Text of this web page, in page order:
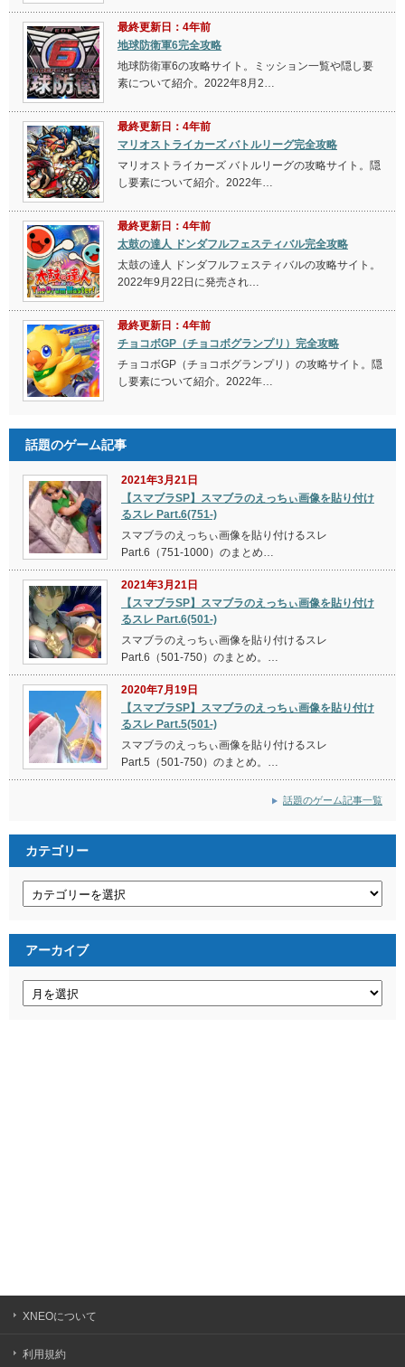
最終更新日：4年前
地球防衛軍6完全攻略
地球防衛軍6の攻略サイト。ミッション一覧や隠し要
素について紹介。2022年8月2…
最終更新日：4年前
マリオストライカーズ バトルリーグ完全攻略
マリオストライカーズ バトルリーグの攻略サイト。隠
し要素について紹介。2022年…
最終更新日：4年前
太鼓の達人 ドンダフルフェスティバル完全攻略
太鼓の達人 ドンダフルフェスティバルの攻略サイト。
2022年9月22日に発売され…
最終更新日：4年前
チョコボGP（チョコボグランプリ）完全攻略
チョコボGP（チョコボグランプリ）の攻略サイト。隠
し要素について紹介。2022年…
話題のゲーム記事
2021年3月21日
【スマブラSP】スマブラのえっちぃ画像を貼り付け
るスレ Part.6(751-)
スマブラのえっちぃ画像を貼り付けるスレ
Part.6（751-1000）のまとめ…
2021年3月21日
【スマブラSP】スマブラのえっちぃ画像を貼り付け
るスレ Part.6(501-)
スマブラのえっちぃ画像を貼り付けるスレ
Part.6（501-750）のまとめ。…
2020年7月19日
【スマブラSP】スマブラのえっちぃ画像を貼り付け
るスレ Part.5(501-)
スマブラのえっちぃ画像を貼り付けるスレ
Part.5（501-750）のまとめ。…
話題のゲーム記事一覧
カテゴリー
アーカイブ
XNEOについて
利用規約